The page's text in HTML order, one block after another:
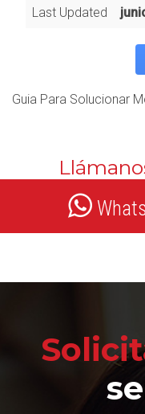
Last Updated
Guia Para Solucionar